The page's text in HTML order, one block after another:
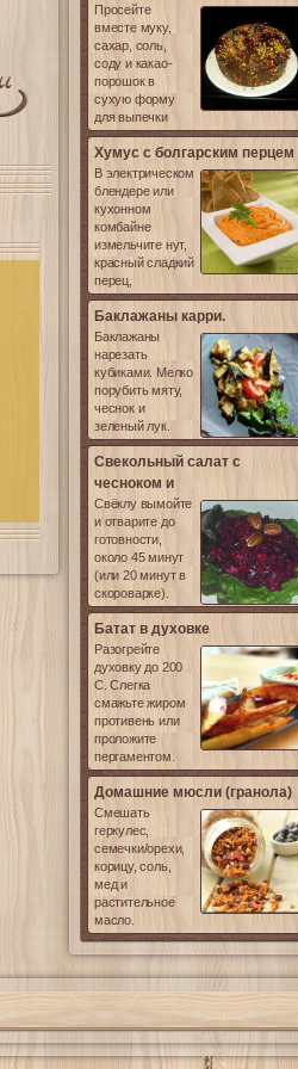
Просейте
вместе муку,
сахар, соль,
соду и какао-
порошок в
сухую форму
для выпечки
Хумус с болгарским перцем
В электрическом
блендере или
кухонном
комбайне
измельчите нут,
красный сладкий
перец,
Баклажаны карри.
Баклажаны
нарезать
кубиками. Мелко
порубить мяту,
чеснок и
зеленый лук.
Свекольный салат с
чесноком и
Свёклу вымойте
и отварите до
готовности,
около 45 минут
(или 20 минут в
скороварке).
Батат в духовке
Разогрейте
духовку до 200
С. Слегка
смажьте жиром
противень или
проложите
пергаментом.
Домашние мюсли (гранола)
Смешать
геркулес,
семечки/орехи,
корицу, соль,
мед и
растительное
масло.